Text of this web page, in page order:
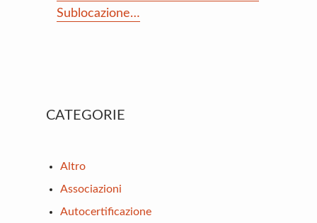
Sublocazione…
Primary
CATEGORIE
Altro
Associazioni
Autocertificazione